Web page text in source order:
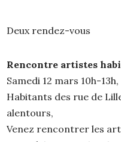
Deux rendez-vous
Rencontre artistes
Samedi 12 mars 10h-
Habitants des rue de
alentours,
Venez rencontrer les